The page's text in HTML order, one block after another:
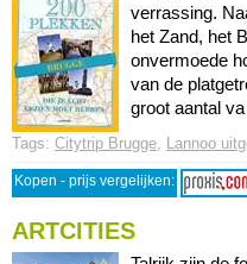
verrassing.
het Zand, het
onvermoede
van de
groot aantal
Tags: Citytrip Brugge, Lannoo
Kopen - prijs vergelijken:
ARTCITIES